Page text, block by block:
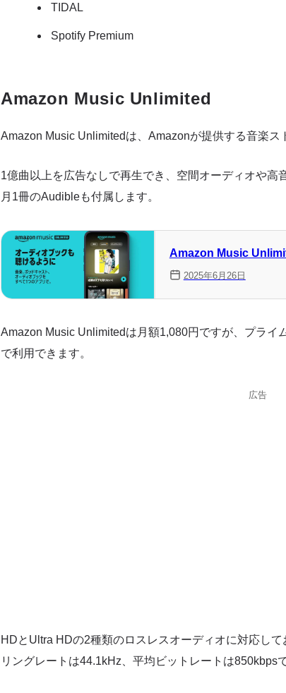
TIDAL
Spotify Premium
Amazon Music Unlimited
Amazon Music Unlimitedは、Amazonが提供する音楽ス
1億曲以上を広告なしで再生でき、空間オーディオや高
月1冊のAudibleも付属します。
Amazon Music
2025年6月26日
Amazon Music Unlimitedは月額1,080円ですが、プライ
で利用できます。
広告
HDとUltra HDの2種類のロスレスオーディオに対応し
リングレートは44.1kHz、平均ビットレートは850kbpsで